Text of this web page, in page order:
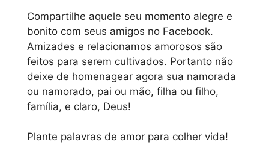
Compartilhe aquele seu momento alegre e
bonito com seus amigos no Facebook.
Amizades e relacionamos amorosos são
feitos para serem cultivados. Portanto não
deixe de homenagear agora sua namorada
ou namorado, pai ou mão, filha ou filho,
família, e claro, Deus!
Plante palavras de amor para colher vida!